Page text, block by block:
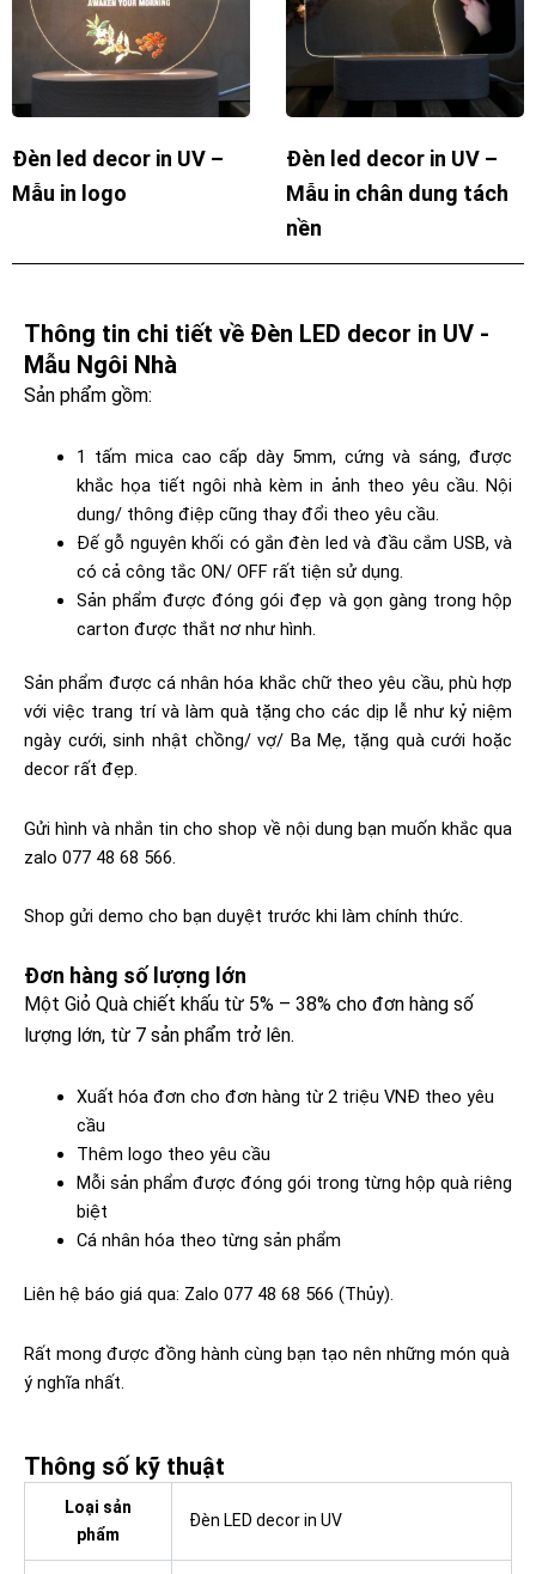
Đèn led decor in UV –
Mẫu in logo
Đèn led decor in UV –
Mẫu in chân dung tách
nền
Thông tin chi tiết về Đèn LED decor in UV -
Mẫu Ngôi Nhà
Sản phẩm gồm:
1 tấm mica cao cấp dày 5mm, cứng và sáng, được
khắc họa tiết ngôi nhà kèm in ảnh theo yêu cầu. Nội
dung/ thông điệp cũng thay đổi theo yêu cầu.
Đế gỗ nguyên khối có gắn đèn led và đầu cắm USB, và
có cả công tắc ON/ OFF rất tiện sử dụng.
Sản phẩm được đóng gói đẹp và gọn gàng trong hộp
carton được thắt nơ như hình.
Sản phẩm được cá nhân hóa khắc chữ theo yêu cầu, phù hợp
với việc trang trí và làm quà tặng cho các dịp lễ như kỷ niệm
ngày cưới, sinh nhật chồng/ vợ/ Ba Mẹ, tặng quà cưới hoặc
decor rất đẹp.
Gửi hình và nhắn tin cho shop về nội dung bạn muốn khắc qua
zalo 077 48 68 566.
Shop gửi demo cho bạn duyệt trước khi làm chính thức.
Đơn hàng số lượng lớn​
Một Giỏ Quà chiết khấu từ 5% – 38% cho đơn hàng số
lượng lớn, từ 7 sản phẩm trở lên.
Xuất hóa đơn cho đơn hàng từ 2 triệu VNĐ theo yêu
cầu
Thêm logo theo yêu cầu
Mỗi sản phẩm được đóng gói trong từng hộp quà riêng
biệt
Cá nhân hóa theo từng sản phẩm
Liên hệ báo giá qua: Zalo 077 48 68 566 (Thủy).
Rất mong được đồng hành cùng bạn tạo nên những món quà
ý nghĩa nhất.
Thông số kỹ thuật
Loại sản
phẩm
Đèn LED decor in UV